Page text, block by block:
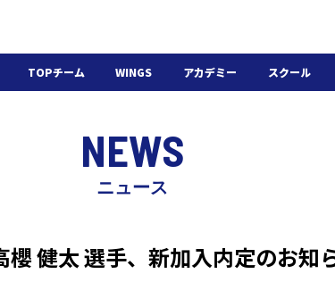
TOPチーム WINGS アカデミー スクール
NEWS
ニュース
櫻 健太 選手、新加入内定のお知